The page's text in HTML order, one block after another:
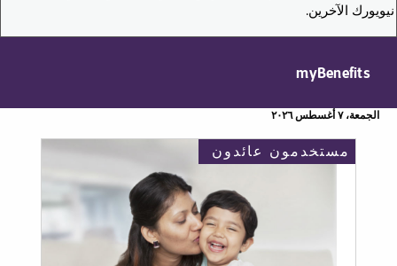
نيويورك الآخرين.
myBenefits
الجمعة، ٧ أغسطس ٢٠٢٦
مستخدمون عائدون